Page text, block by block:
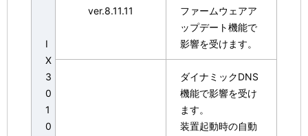
I
X
3
0
1
0
ver.8.11.11
ファームウェアア
ップデート機能で
影響を受けます。
ダイナミックDNS
機能で影響を受け
ます。
装置起動時の自動